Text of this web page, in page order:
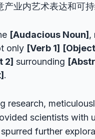
业内艺术表达和可
[Audacious Noun],
only [Verb 1]
2] surrounding
.
research,
scientists with
further